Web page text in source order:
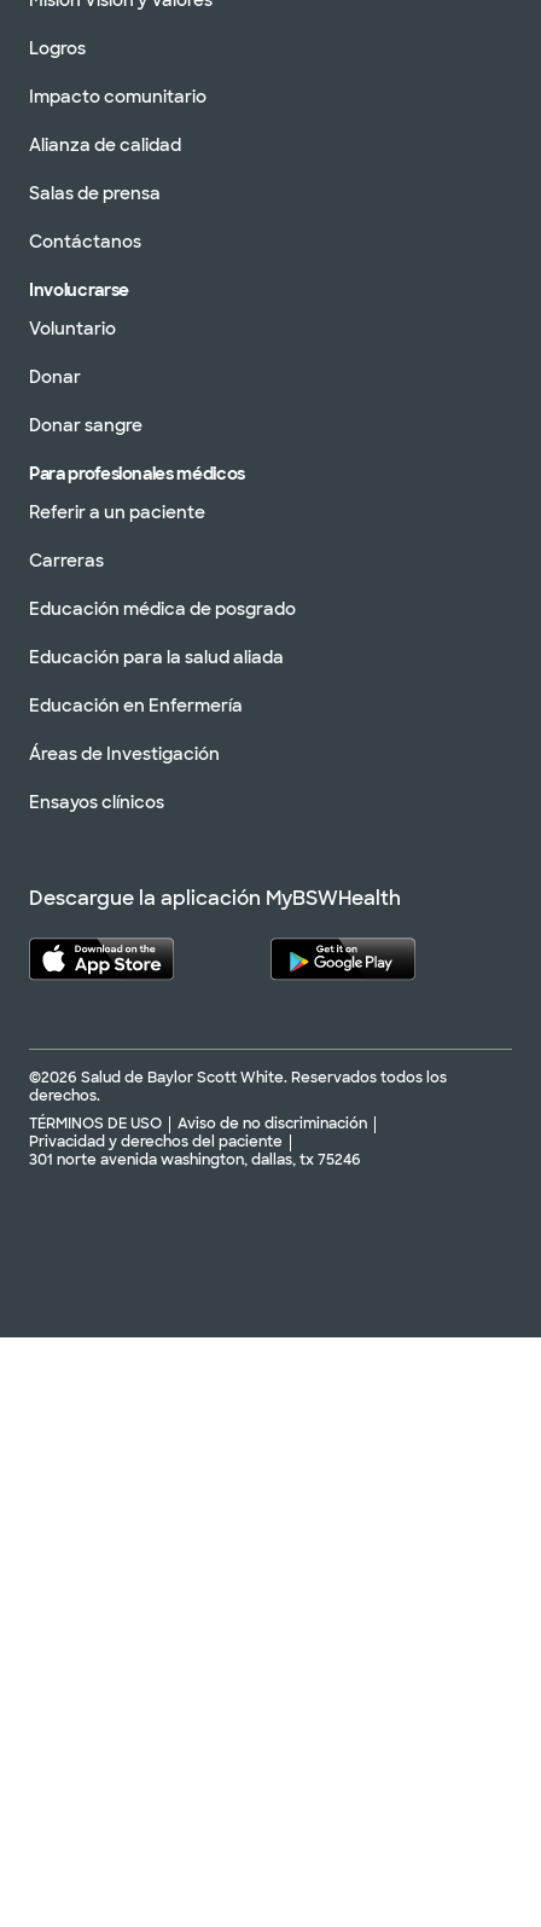
Logros
Impacto comunitario
Alianza de calidad
Salas de prensa
Contáctanos
Involucrarse
Voluntario
Donar
Donar sangre
Para profesionales médicos
Referir a un paciente
Carreras
Educación médica de posgrado
Educación para la salud aliada
Educación en Enfermería
Áreas de Investigación
Ensayos clínicos
Descargue la aplicación MyBSWHealth
©2026 Salud de Baylor Scott White. Reservados todos los
derechos.
TÉRMINOS DE USO
Aviso de no discriminación
Privacidad y derechos del paciente
301 norte avenida washington, dallas, tx 75246